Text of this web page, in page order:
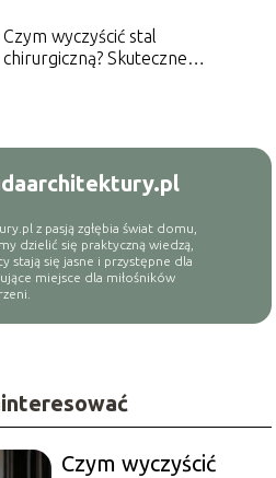
Czym wyczyścić stal
chirurgiczną? Skuteczne
z pasją zgłębia świat domu,
dzielić się praktyczną wiedzą,
stają się jasne i przystępne dla
miejsce dla miłośników
Czym wyczyścić